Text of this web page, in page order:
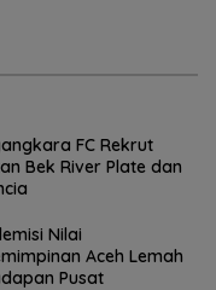
FC Rekrut
Bek River Plate dan
Nilai
Aceh Lemah
Pusat